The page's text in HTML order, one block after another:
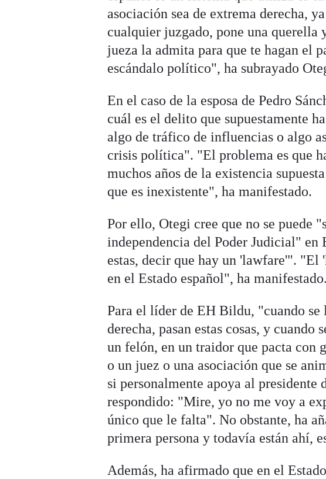
asociación sea de extrema derecha,
cualquier juzgado, pone una querella
jueza la admita para que te hagan el
escándalo político", ha subrayado
En el caso de la esposa de Pedro
cuál es el delito que supuestamente
algo de tráfico de influencias o algo
crisis política". "El problema es que
muchos años de la existencia
que es inexistente", ha manifestado.
Por ello, Otegi cree que no se puede
independencia del Poder Judicial" en
estas, decir que hay un 'lawfare'". "El
en el Estado español", ha manifestado.
Para el líder de EH Bildu, "cuando se
derecha, pasan estas cosas, y cuando
un felón, en un traidor que pacta con
o un juez o una asociación que se
si personalmente apoya al presidente
respondido: "Mire, yo no me voy a
único que le falta". No obstante, ha
primera persona y todavía están ahí,
Además, ha afirmado que en el